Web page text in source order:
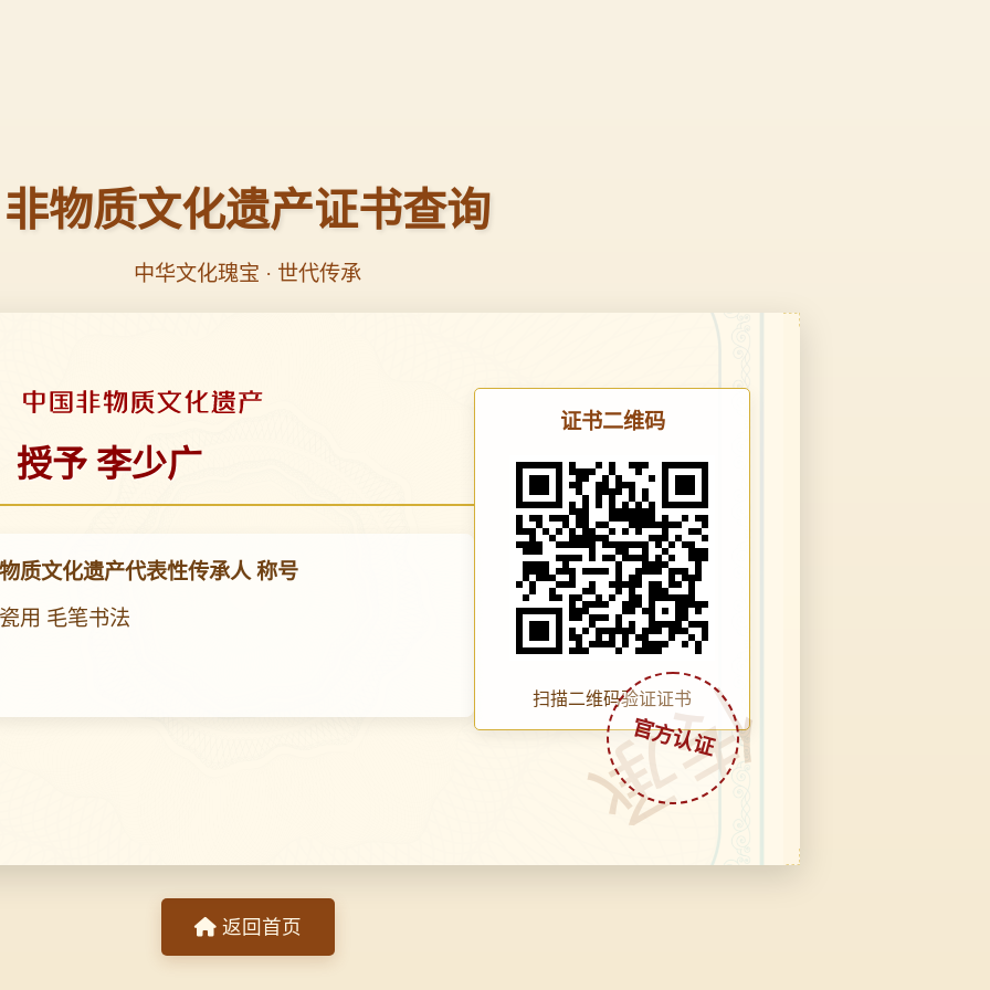
非物质文化遗产证书查询
中华文化瑰宝 · 世代传承
传承
授予 李少广
质文化遗产代表性传承人 称号
用 毛笔书法
证书二维码
扫描二维码验证证书
返回首页